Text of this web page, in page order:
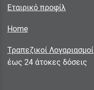
Εταιρικό προφίλ
Home
Τραπεζικοί Λογαριασμοί
έως 24 άτοκες δόσεις